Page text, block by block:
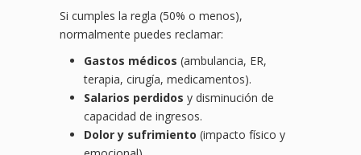
Si cumples la regla (50% o menos),
normalmente puedes reclamar:
Gastos médicos (ambulancia, ER,
terapia, cirugía, medicamentos).
Salarios perdidos y disminución de
capacidad de ingresos.
Dolor y sufrimiento (impacto físico y